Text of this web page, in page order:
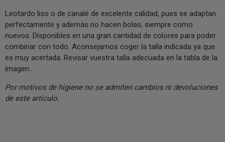
Leotardo liso o de canalé de excelente calidad, pues se adaptan
perfectamente y además no hacen bolas, siempre como
nuevos. Disponibles en una gran cantidad de colores para poder
combinar con todo. Aconsejamos coger la talla indicada ya que
es muy acertada. Revisar vuestra talla adecuada en la tabla de la
imagen..
Por motivos de higiene no se admiten cambios ni devoluciones
de este artículo.